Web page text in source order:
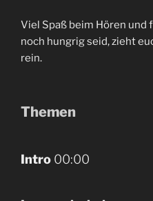
Viel Spaß beim Hören und
noch hungrig seid, zieht
rein.
Themen
Intro 00:00